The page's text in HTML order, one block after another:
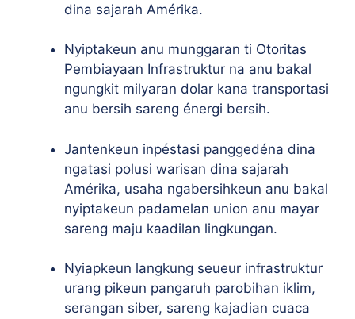
dina sajarah Amérika.
Nyiptakeun anu munggaran ti Otoritas
Pembiayaan Infrastruktur na anu bakal
ngungkit milyaran dolar kana transportasi
anu bersih sareng énergi bersih.
Jantenkeun inpéstasi panggedéna dina
ngatasi polusi warisan dina sajarah
Amérika, usaha ngabersihkeun anu bakal
nyiptakeun padamelan union anu mayar
sareng maju kaadilan lingkungan.
Nyiapkeun langkung seueur infrastruktur
urang pikeun pangaruh parobihan iklim,
serangan siber, sareng kajadian cuaca